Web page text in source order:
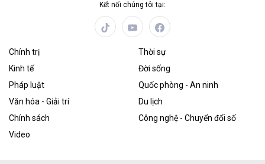
Kết nối chúng tôi tại:
Chính trị
Thời sự
Kinh tế
Đời sống
Pháp luật
Quốc phòng - An ninh
Văn hóa - Giải trí
Du lịch
Chính sách
Công nghệ - Chuyển đổi số
Video